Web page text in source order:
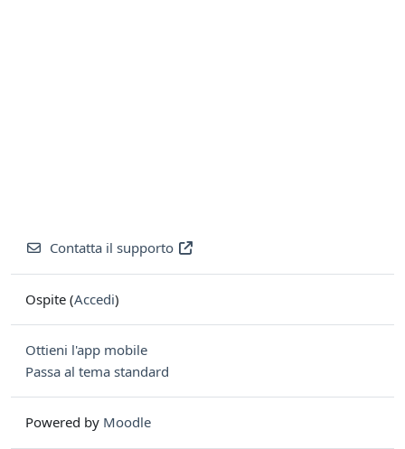
Contatta il supporto
Ospite (Accedi)
Ottieni l'app mobile
Passa al tema standard
Powered by Moodle